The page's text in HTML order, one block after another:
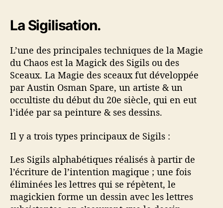
La Sigilisation.
L’une des principales techniques de la Magie
du Chaos est la Magick des Sigils ou des
Sceaux. La Magie des sceaux fut développée
par Austin Osman Spare, un artiste & un
occultiste du début du 20e siècle, qui en eut
l’idée par sa peinture & ses dessins.
Il y a trois types principaux de Sigils :
Les Sigils alphabétiques réalisés à partir de
l’écriture de l’intention magique ; une fois
éliminées les lettres qui se répètent, le
magickien forme un dessin avec les lettres